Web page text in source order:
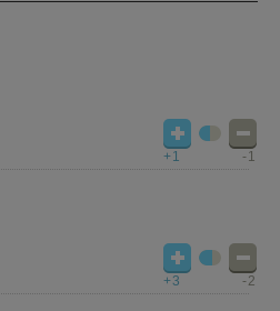
+1 -1
+3 -2